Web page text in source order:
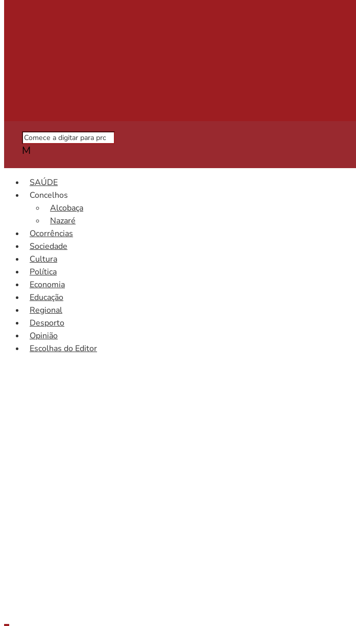
M
SAÚDE
Concelhos
Alcobaça
Nazaré
Ocorrências
Sociedade
Cultura
Política
Economia
Educação
Regional
Desporto
Opinião
Escolhas do Editor